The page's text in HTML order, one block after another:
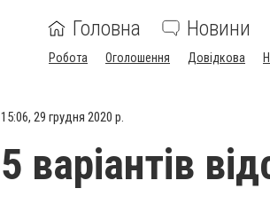
Головна Новини
Робота Оголошення Довідкова
15:06, 29 грудня 2020 р.
5 варіантів